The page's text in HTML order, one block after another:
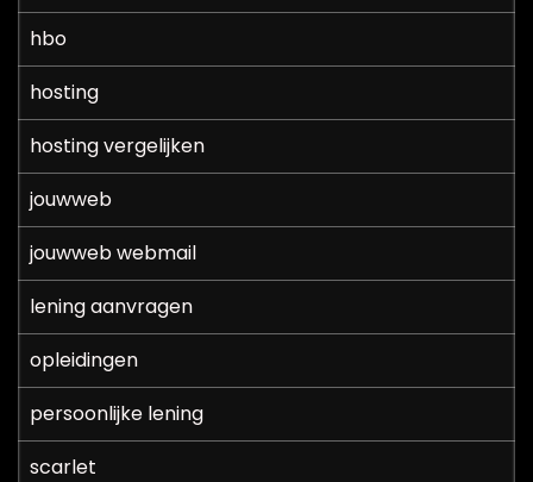
hbo
hosting
hosting vergelijken
jouwweb
jouwweb webmail
lening aanvragen
opleidingen
persoonlijke lening
scarlet